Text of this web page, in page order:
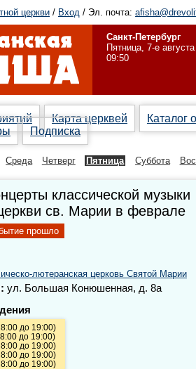
церкви / Вход / Эл. почта:
Санкт-Петербург
Пятница, 7-е августа
09:50
Карта церквей
Каталог
Подписка
Среда Четверг Пятница Суббота
классической музыки
св. Марии в феврале
прошло
лютеранская церковь Святой Марии
ул. Большая Конюшенная, д. 8а
до 19:00)
до 19:00)
до 19:00)
до 19:00)
до 19:00)